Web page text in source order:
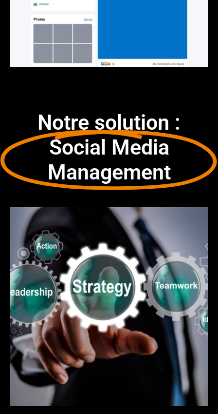
Notre solution :
Social Media
Management